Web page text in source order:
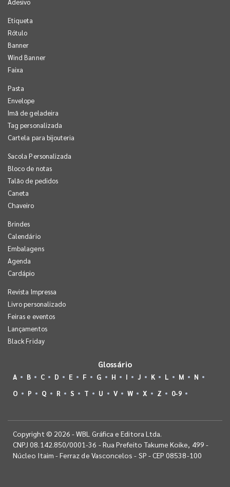
Adesivo
Etiqueta
Rótulo
Banner
Wind Banner
Faixa
Pasta
Envelope
Imã de geladeira
Tag personalizada
Cartela para bijouteria
Sacola Personalizada
Bloco de notas
Talão de pedidos
Caneta
Chaveiro
Brindes
Calendário
Embalagens
Agenda
Cardápio
Revista Impressa
Livro personalizado
Feiras e eventos
Lançamentos
Black Friday
Glossário
A B C D E F G H I J K L M
N
O
P Q R S T U V W X Z 0-9
Copyright © 2026 - WBL Gráfica e Editora Ltda.
CNPJ 08.142.850/0001-36 - Rua Prefeito Takume Koike, 499 -
Núcleo Itaim - Ferraz de Vasconcelos - SP - CEP 08538-100